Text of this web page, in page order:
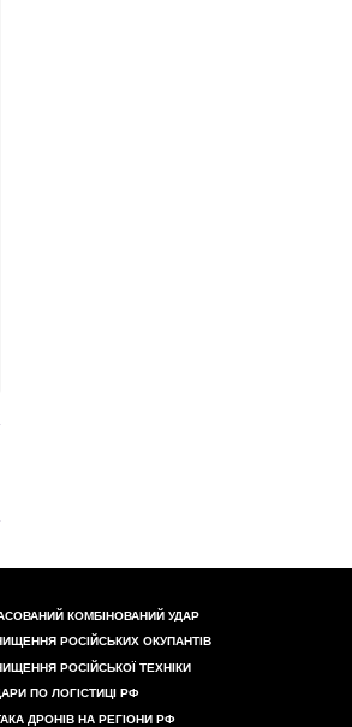
КОМБІНОВАНИЙ УДАР
РОСІЙСЬКИХ ОКУПАНТІВ
РОСІЙСЬКОЇ ТЕХНІКИ
ПО ЛОГІСТИЦІ РФ
ДРОНІВ НА РЕГІОНИ РФ